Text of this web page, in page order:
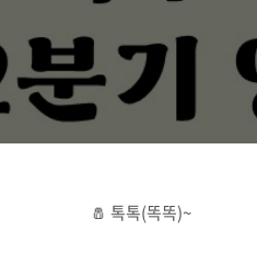
🧂 톡톡(똑똑)~